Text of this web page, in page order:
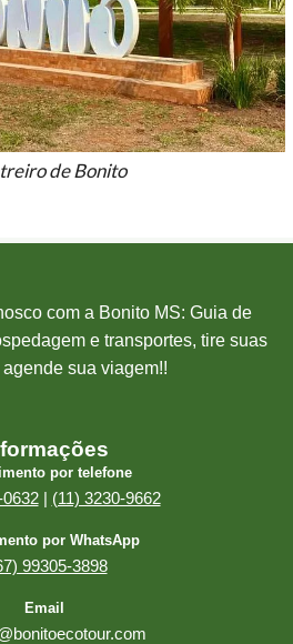
de Bonito
com a Bonito MS: Guia de
e transportes, tire suas
sua viagem!!
por telefone
| (11) 3230-9662
por WhatsApp
99305-3898
Email